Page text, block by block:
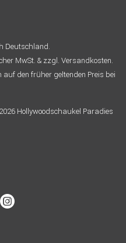
Deutschland.
MwSt. & zzgl. Versandkosten.
den früher geltenden Preis bei
Hollywoodschaukel Paradies